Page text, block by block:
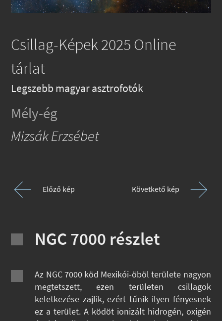
Csillag-Képek 2025 Online
tárlat
Legszebb magyar asztrofotók
Mély-ég
Mizsák Erzsébet
Előző kép Követkető kép
NGC 7000 részlet
Az NGC 7000 köd Mexikói-öböl területe nagyon
megtetszett, ezen területen csillagok
keletkezése zajlik, ezért tűnik ilyen fényesnek
ez a terület. A ködöt ionizált hidrogén, oxigén